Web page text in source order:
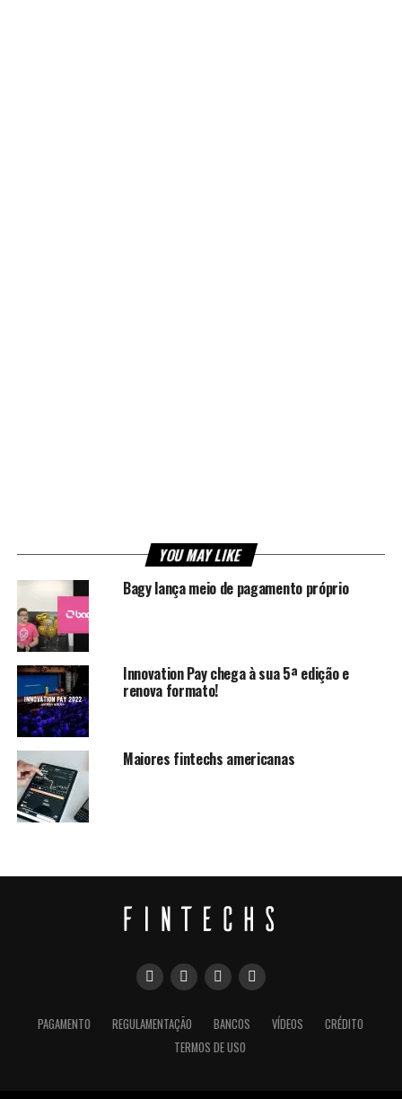
YOU MAY LIKE
Bagy lança meio de pagamento próprio
Innovation Pay chega à sua 5ª edição e
renova formato!
Maiores fintechs americanas
PAGAMENTO REGULAMENTAÇÃO BANCOS VÍDEOS
CRÉDITO
TERMOS DE USO